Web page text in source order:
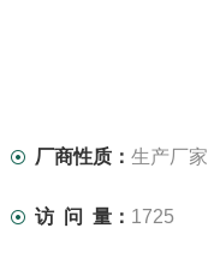
厂商性质：生产厂家
访 问 量： 1725